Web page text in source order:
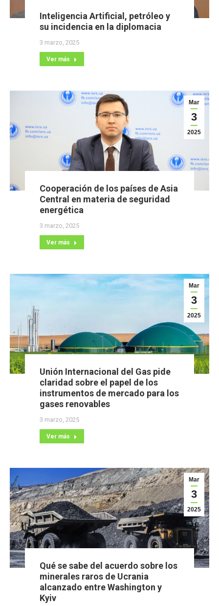
Inteligencia Artificial, petróleo y
su incidencia en la diplomacia
3 marzo, 2025
Ver más
Mar
3
2025
Cooperación de los países de Asia
Central en materia de seguridad
energética
3 marzo, 2025
Ver más
Mar
3
2025
Unión Internacional del Gas pide
claridad sobre el papel de los
instrumentos de mercado para los
gases renovables
3 marzo, 2025
Ver más
Mar
3
2025
Qué se sabe del acuerdo sobre los
minerales raros de Ucrania
alcanzado entre Washington y
Kyiv